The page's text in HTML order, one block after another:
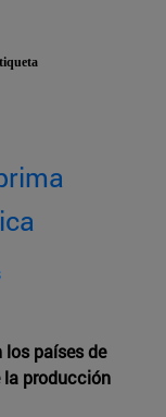
países de
la producción